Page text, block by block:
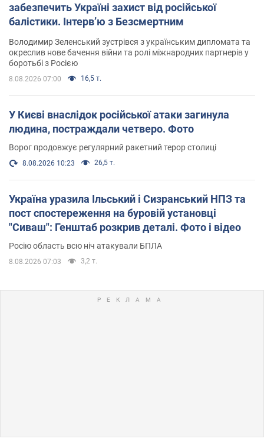
забезпечить Україні захист від російської
балістики. Інтерв’ю з Безсмертним
Володимир Зеленський зустрівся з українським дипломата та
окреслив нове бачення війни та ролі міжнародних партнерів у
боротьбі з Росією
8.08.2026 07:00 16,5 т.
У Києві внаслідок російської атаки загинула
людина, постраждали четверо. Фото
Ворог продовжує регулярний ракетний терор столиці
8.08.2026 10:23 26,5 т.
Україна уразила Ільський і Сизранський НПЗ та
пост спостереження на буровій установці
"Сиваш": Генштаб розкрив деталі. Фото і відео
Росію область всю ніч атакували БПЛА
8.08.2026 07:03 3,2 т.